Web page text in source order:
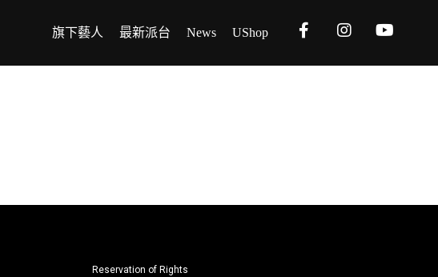
旗下藝人 最新派台 News UShop
Reservation of Rights